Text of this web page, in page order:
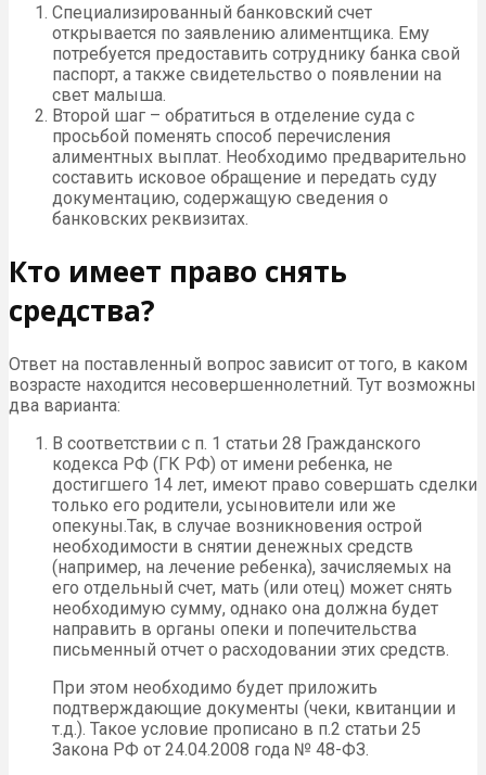
Специализированный банковский счет
открывается по заявлению алиментщика. Ему
потребуется предоставить сотруднику банка свой
паспорт, а также свидетельство о появлении на
свет малыша.
Второй шаг – обратиться в отделение суда с
просьбой поменять способ перечисления
алиментных выплат. Необходимо предварительно
составить исковое обращение и передать суду
документацию, содержащую сведения о
банковских реквизитах.
Кто имеет право снять
средства?
Ответ на поставленный вопрос зависит от того, в каком
возрасте находится несовершеннолетний. Тут возможны
два варианта:
В соответствии с п. 1 статьи 28 Гражданского
кодекса РФ (ГК РФ) от имени ребенка, не
достигшего 14 лет, имеют право совершать сделки
только его родители, усыновители или же
опекуны.Так, в случае возникновения острой
необходимости в снятии денежных средств
(например, на лечение ребенка), зачисляемых на
его отдельный счет, мать (или отец) может снять
необходимую сумму, однако она должна будет
направить в органы опеки и попечительства
письменный отчет о расходовании этих средств.
При этом необходимо будет приложить
подтверждающие документы (чеки, квитанции и
т.д.). Такое условие прописано в п.2 статьи 25
Закона РФ от 24.04.2008 года № 48-ФЗ.